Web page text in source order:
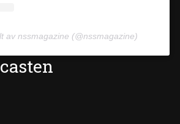
av nssmagazine (@nssmagazine)